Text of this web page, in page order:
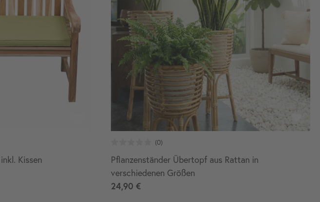
Kissen
Pflanzenständer Übertopf aus Rattan in
verschiedenen Größen
24,90 €